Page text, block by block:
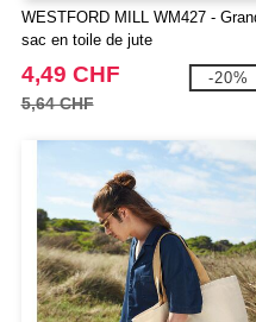
WESTFORD MILL WM427 -
sac en toile de jute
4,49 CHF
5,64 CHF
-20%